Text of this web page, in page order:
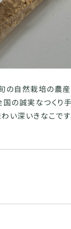
の自然栽培の農産
の誠実なつくり
い深いきなこです